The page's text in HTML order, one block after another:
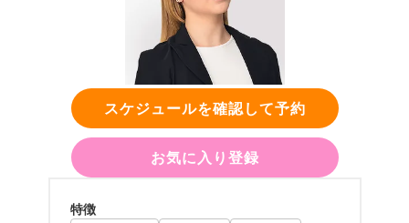
スケジュールを確認して予約
お気に入り登録
特徴